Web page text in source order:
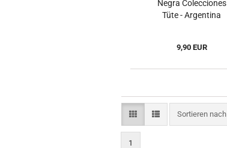
Negra Colecciones
Tüte - Argentina
9,90 EUR
Sortieren nach
Sortieren nach
1